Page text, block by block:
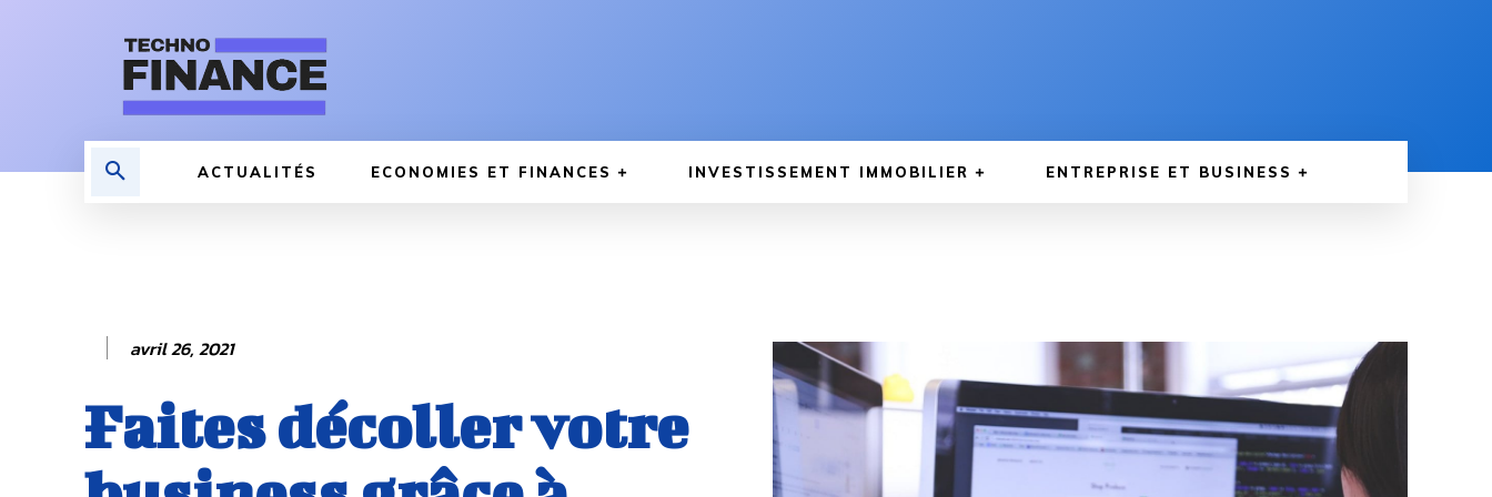
ACTUALITÉS ECONOMIES ET FINANCES INVESTISSEMENT IMMOBILIER ENTREPRISE ET BUSINESS
avril 26, 2021
Faites décoller votre